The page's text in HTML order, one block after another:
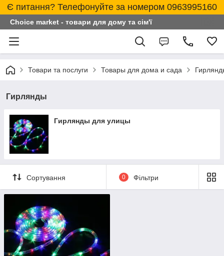
Є питання? Телефонуйте за номером 0963995160
Choice market - товари для дому та сім'ї
Товари та послуги Товары для дома и сада
Гирлянды
Гирлянды для улицы
Сортування 0 Фільтри